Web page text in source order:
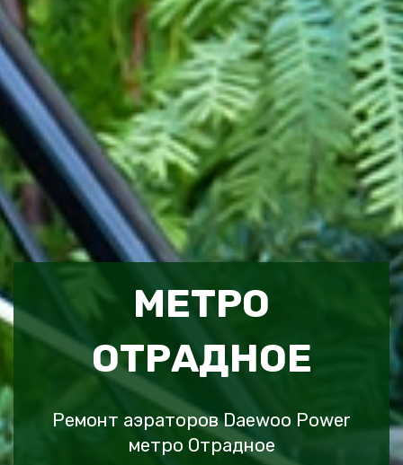
МЕТРО
ОТРАДНОЕ
Ремонт аэраторов Daewoo Power
метро Отрадное